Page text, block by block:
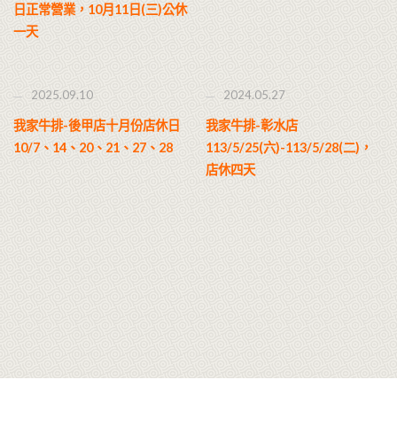
日正常營業，10月11日(三)公休
一天
2025.09.10
我家牛排-後甲店十月份店休日
10/7、14、20、21、27、28
2024.05.27
我家牛排-彰水店
113/5/25(六)-113/5/28(二)，
店休四天